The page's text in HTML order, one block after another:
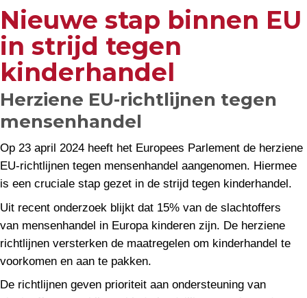
Nieuwe stap binnen EU
in strijd tegen
kinderhandel
Herziene EU-richtlijnen tegen
mensenhandel
Op 23 april 2024 heeft het Europees Parlement de herziene
EU-richtlijnen tegen mensenhandel aangenomen. Hiermee
is een cruciale stap gezet in de strijd tegen kinderhandel.
Uit recent onderzoek blijkt dat 15% van de slachtoffers
van mensenhandel in Europa kinderen zijn. De herziene
richtlijnen versterken de maatregelen om kinderhandel te
voorkomen en aan te pakken.
De richtlijnen geven prioriteit aan ondersteuning van